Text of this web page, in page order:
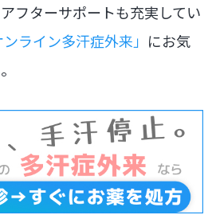
フターサポートも充実してい
ンライン多汗症外来」 にお気